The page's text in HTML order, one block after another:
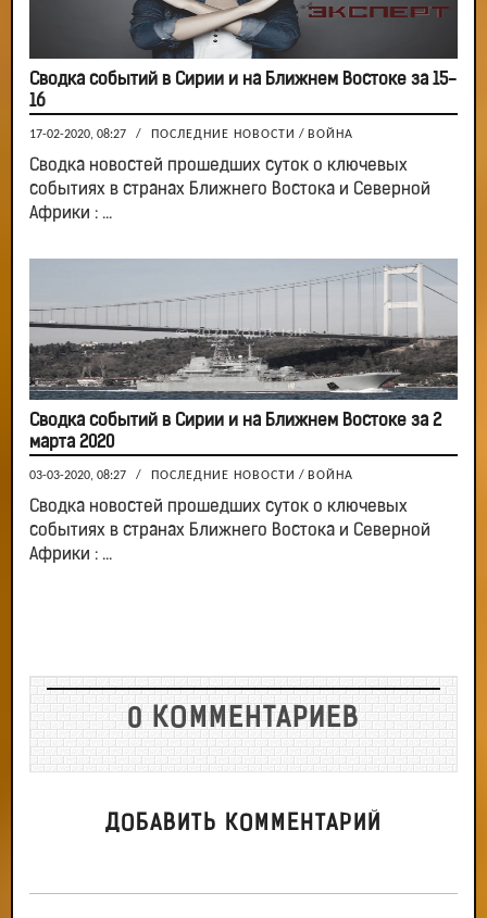
Сводка событий в Сирии и на Ближнем Востоке за 15-
16
17-02-2020, 08:27 / ПОСЛЕДНИЕ НОВОСТИ / ВОЙНА
Сводка новостей прошедших суток о ключевых
событиях в странах Ближнего Востока и Северной
Африки : ...
Сводка событий в Сирии и на Ближнем Востоке за 2
марта 2020
03-03-2020, 08:27 / ПОСЛЕДНИЕ НОВОСТИ / ВОЙНА
Сводка новостей прошедших суток о ключевых
событиях в странах Ближнего Востока и Северной
Африки : ...
0 КОММЕНТАРИЕВ
ДОБАВИТЬ КОММЕНТАРИЙ